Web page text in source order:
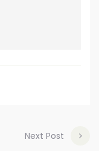
Next Post